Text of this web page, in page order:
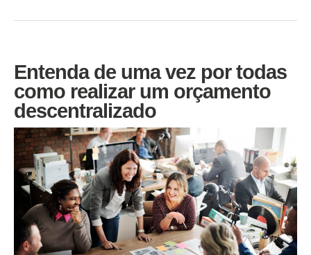
Entenda de uma vez por todas
como realizar um orçamento
descentralizado